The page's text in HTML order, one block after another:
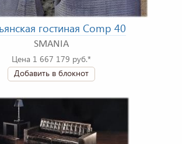
гостиная Comp 40
SMANIA
Цена 1 667 179 руб.*
Добавить в блокнот